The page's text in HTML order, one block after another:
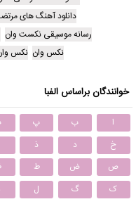
دانلود آهنگ های
رسانه موسیقی نکست وان
نکس وان نکس
خوانندگان براساس الفبا
ا ب پ
خ
د ذ
ص
ض ط
ک
گ ل